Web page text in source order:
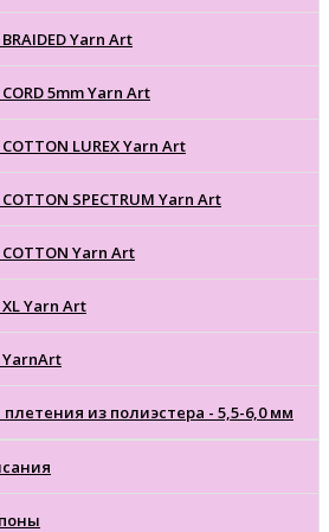
Yarn Art
CORD 5mm Yarn Art
COTTON LUREX Yarn Art
COTTON SPECTRUM Yarn Art
COTTON Yarn Art
XL Yarn Art
YarnArt
из полиэстера - 5,5-6,0 мм